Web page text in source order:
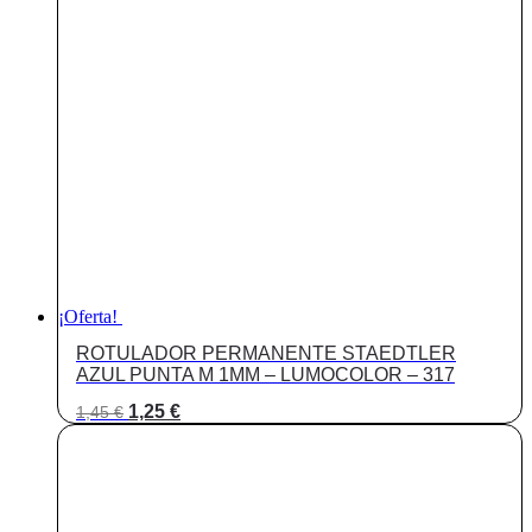
¡Oferta!
ROTULADOR PERMANENTE STAEDTLER
AZUL PUNTA M 1MM – LUMOCOLOR – 317
1,45€ El
precio
1,25 €El
precio